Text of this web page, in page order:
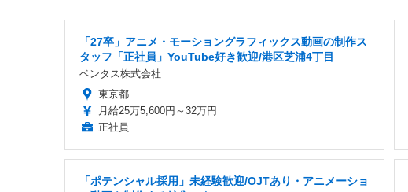
「27卒」アニメ・モーショングラフィックス動画の制作ス
タッフ「正社員」YouTube好き歓迎/港区芝浦4丁目
ベンタス株式会社
東京都
月給25万5,600円～32万円
正社員
「ポテンシャル採用」未経験歓迎/OJTあり・アニメーショ